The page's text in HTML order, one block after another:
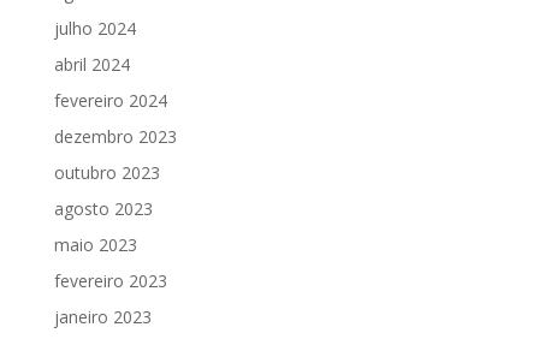
julho 2024
abril 2024
fevereiro 2024
dezembro 2023
outubro 2023
agosto 2023
maio 2023
fevereiro 2023
janeiro 2023